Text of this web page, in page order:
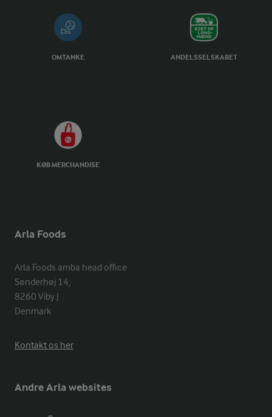
OMTANKE ANDELSSELSKABET
KØB MERCHANDISE
Arla Foods
Arla Foods amba head office
Sønderhøj 14,
8260 Viby J
Denmark
Kontakt os her
Andre Arla websites